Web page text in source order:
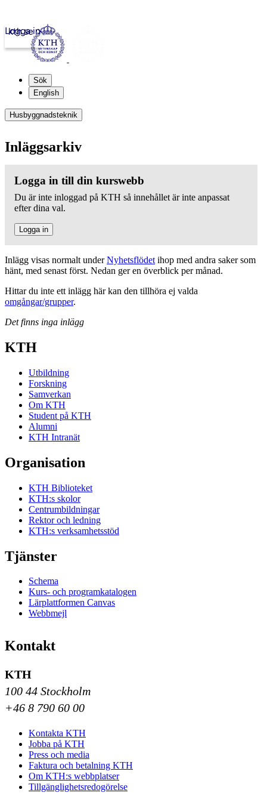
kth.se
Logga in
Sök
English
Husbyggnadsteknik
Inläggsarkiv
Logga in till din kurswebb
Du är inte inloggad på KTH så innehållet är inte anpassat
efter dina val.
Logga in
Inlägg visas normalt underNyhetsflödet ihop med andra saker som
hänt, med senast först. Nedan ger en överblick per månad.
Hittar du inte ett inlägg här kan den tillhöra ej valda
omgångar/grupper.
Det finns inga inlägg
KTH
Utbildning
Forskning
Samverkan
Om KTH
Student på KTH
Alumni
KTH Intranät
Organisation
KTH Biblioteket
KTH:s skolor
Centrumbildningar
Rektor och ledning
KTH:s verksamhetsstöd
Tjänster
Schema
Kurs- och programkatalogen
Lärplattformen Canvas
Webbmejl
Kontakt
KTH
100 44 Stockholm
+46 8 790 60 00
Kontakta KTH
Jobba på KTH
Press och media
Faktura och betalning KTH
Om KTH:s webbplatser
Tillgänglighetsredogörelse